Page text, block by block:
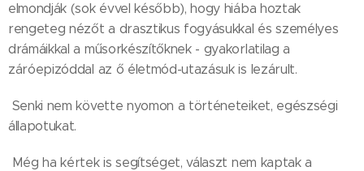
elmondják (sok évvel később), hogy hiába hoztak
rengeteg nézőt a drasztikus fogyásukkal és személyes
drámáikkal a műsorkészítőknek - gyakorlatilag a
záróepizóddal az ő életmód-utazásuk is lezárult.
Senki nem követte nyomon a történeteiket, egészségi
állapotukat.
Még ha kértek is segítséget, választ nem kaptak a